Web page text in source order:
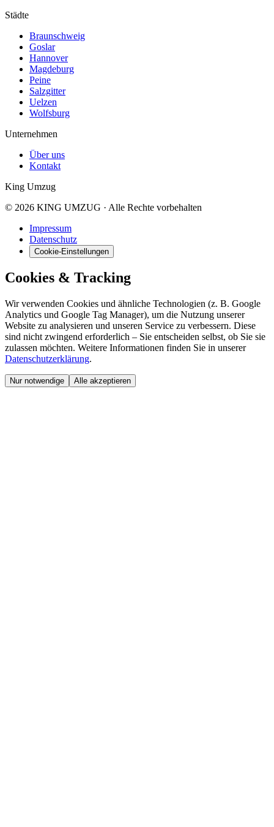
Städte
Braunschweig
Goslar
Hannover
Magdeburg
Peine
Salzgitter
Uelzen
Wolfsburg
Unternehmen
Über uns
Kontakt
King Umzug
© 2026 KING UMZUG · Alle Rechte vorbehalten
Impressum
Datenschutz
Cookie-Einstellungen
Cookies & Tracking
Wir verwenden Cookies und ähnliche Technologien (z. B. Google
Analytics und Google Tag Manager), um die Nutzung unserer
Website zu analysieren und unseren Service zu verbessern. Diese
sind nicht zwingend erforderlich – Sie entscheiden selbst, ob Sie sie
zulassen möchten. Weitere Informationen finden Sie in unserer
Datenschutzerklärung.
Nur notwendige Alle akzeptieren